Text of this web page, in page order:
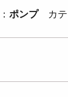
ポンプ カ